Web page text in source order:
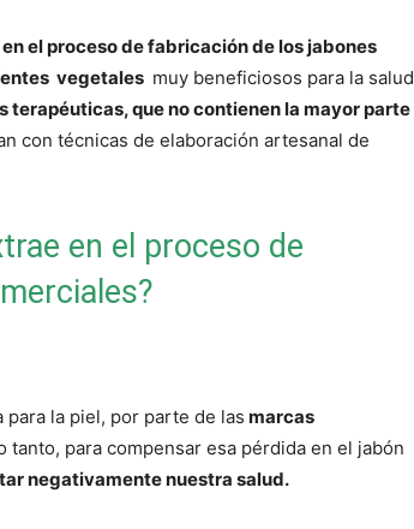
y
en el proceso de fabricación de los jabones
vegetales muy beneficiosos para la salud
terapéuticas, que no contienen la mayor parte
con técnicas de elaboración artesanal de
en el proceso de
la piel, por parte de las marcas
para compensar esa pérdida en el jabón
negativamente nuestra salud.